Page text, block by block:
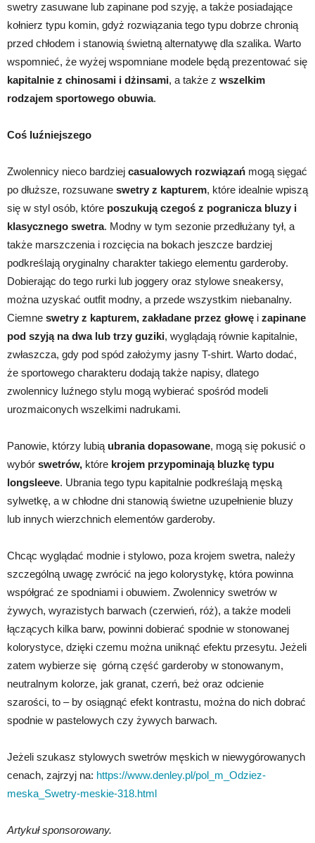
swetry zasuwane lub zapinane pod szyję, a także posiadające
kołnierz typu komin, gdyż rozwiązania tego typu dobrze chronią
przed chłodem i stanowią świetną alternatywę dla szalika. Warto
wspomnieć, że wyżej wspomniane modele będą prezentować się
kapitalnie z chinosami i dżinsami, a także z wszelkim
rodzajem sportowego obuwia.
Coś luźniejszego
Zwolennicy nieco bardziej casualowych rozwiązań mogą sięgać
po dłuższe, rozsuwane swetry z kapturem, które idealnie wpiszą
się w styl osób, które poszukują czegoś z pogranicza bluzy i
klasycznego swetra. Modny w tym sezonie przedłużany tył, a
także marszczenia i rozcięcia na bokach jeszcze bardziej
podkreślają oryginalny charakter takiego elementu garderoby.
Dobierając do tego rurki lub joggery oraz stylowe sneakersy,
można uzyskać outfit modny, a przede wszystkim niebanalny.
Ciemne swetry z kapturem, zakładane przez głowę i zapinane
pod szyją na dwa lub trzy guziki, wyglądają równie kapitalnie,
zwłaszcza, gdy pod spód założymy jasny T-shirt. Warto dodać,
że sportowego charakteru dodają także napisy, dlatego
zwolennicy luźnego stylu mogą wybierać spośród modeli
urozmaiconych wszelkimi nadrukami.
Panowie, którzy lubią ubrania dopasowane, mogą się pokusić o
wybór swetrów, które krojem przypominają bluzkę typu
longsleeve. Ubrania tego typu kapitalnie podkreślają męską
sylwetkę, a w chłodne dni stanowią świetne uzupełnienie bluzy
lub innych wierzchnich elementów garderoby.
Chcąc wyglądać modnie i stylowo, poza krojem swetra, należy
szczególną uwagę zwrócić na jego kolorystykę, która powinna
współgrać ze spodniami i obuwiem. Zwolennicy swetrów w
żywych, wyrazistych barwach (czerwień, róż), a także modeli
łączących kilka barw, powinni dobierać spodnie w stonowanej
kolorystyce, dzięki czemu można uniknąć efektu przesytu. Jeżeli
zatem wybierze się górną część garderoby w stonowanym,
neutralnym kolorze, jak granat, czerń, beż oraz odcienie
szarości, to – by osiągnąć efekt kontrastu, można do nich dobrać
spodnie w pastelowych czy żywych barwach.
Jeżeli szukasz stylowych swetrów męskich w niewygórowanych
cenach, zajrzyj na: https://www.denley.pl/pol_m_Odziez-
meska_Swetry-meskie-318.html
Artykuł sponsorowany.